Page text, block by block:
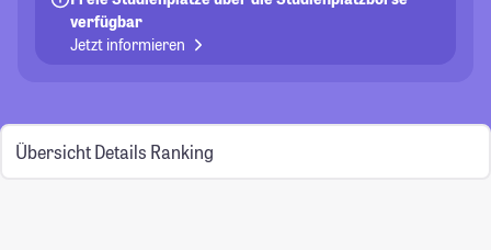
verfügbar
Jetzt informieren
Übersicht Details Ranking